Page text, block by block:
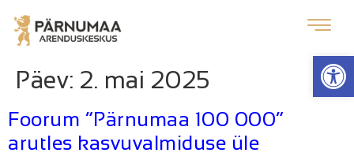
Päev: 2. mai 2025
Foorum “Pärnumaa 100 000”
arutles kasvuvalmiduse üle